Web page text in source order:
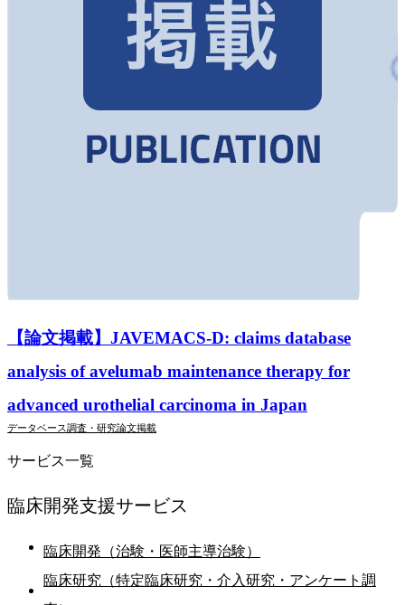
【論文掲載】JAVEMACS-D: claims database
analysis of avelumab maintenance therapy for
advanced urothelial carcinoma in Japan
データベース調査・研究論文掲載
サービス一覧
臨床開発支援サービス
臨床開発（治験・医師主導治験）
臨床研究（特定臨床研究・介入研究・アンケート調